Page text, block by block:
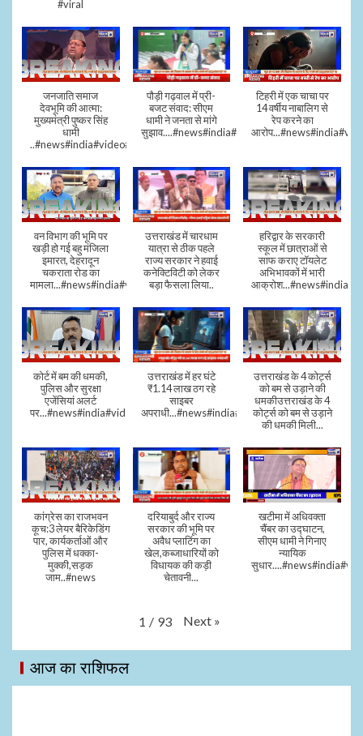
#viral
जनजाति समाज
देवभूमि की आत्मा:
मुख्यमंत्री पुष्कर सिंह
धामी
..#news#india#video#viral
पौड़ी गढ़वाल में प्री-
बजट संवाद: सीएम
धामी ने जनता से मांगे
सुझाव....#news#india#video#viral
टिहरी में एक चाचा पर
14 वर्षीय नाबालिग से
रेप करने का
वन विभाग की भूमि पर
खड़ी हो गई बहु मंजिला
इमारत, देहरादून
चकराता रोड का
मामला...#news#india#video
उत्तराखंड में चारधाम
यात्रा से ठीक पहले
राज्य सरकार ने हवाई
कनेक्टिविटी को लेकर
बड़ा फैसला लिया..
हरिद्वार के सरकारी
स्कूल में छात्राओं से
साफ कराए टॉयलेट
अभिभावकों में भारी
आक्रोश...#news#india
कोर्ट में बम की धमकी,
पुलिस और सुरक्षा
एजेंसियां अलर्ट
पर...#news#india#video#viral
उत्तराखंड में हर घंटे
₹1.14 लाख ठग रहे
साइबर
अपराधी...#news#india#video#viral
उत्तराखंड के 4 कोर्ट्स
को बम से उड़ाने की
धमकीउत्तराखंड के 4
कोर्ट्स को बम से उड़ाने
की धमकी मिली...
कांग्रेस का राजभवन
कूच:3 लेयर बैरिकेडिंग
पार, कार्यकर्ताओं और
पुलिस में धक्का-
मुक्की,सड़क
जाम..#news
दरियाबुर्द और राज्य
सरकार की भूमि पर
अवैध प्लाटिंग का
खेल,कब्जाधारियों को
विधायक की कड़ी
चेतावनी...
खटीमा में अधिवक्ता
चैंबर का उद्घाटन,
सीएम धामी ने गिनाए
न्यायिक
1 / 93 Next »
आज का राशिफल